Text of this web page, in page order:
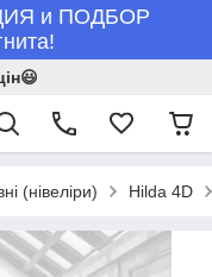
и ПОДБОР
(нівеліри) Hilda 4D